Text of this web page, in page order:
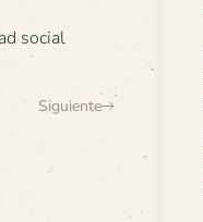
social
Siguiente